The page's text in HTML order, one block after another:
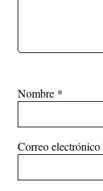
Nombre *
Correo electrónico